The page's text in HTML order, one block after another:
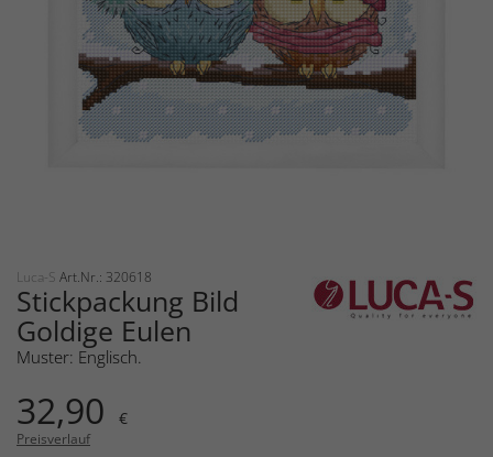
Luca-S Art.Nr.: 320618
Stickpackung Bild
Goldige Eulen
Muster: Englisch.
32,90 €
Preisverlauf